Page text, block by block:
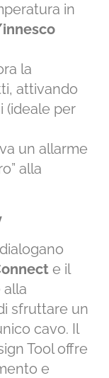
in
la
attivando
(ideale per
un allarme
alla
e il
alla
sfruttare un
cavo. Il
Tool offre
e